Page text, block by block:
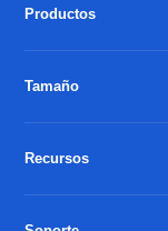
Productos
Tamaño
Recursos